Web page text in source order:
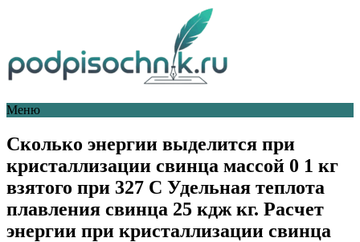
Меню
Сколько энергии выделится при
кристаллизации свинца массой 0 1 кг
взятого при 327 С Удельная теплота
плавления свинца 25 кдж кг. Расчет
энергии при кристаллизации свинца